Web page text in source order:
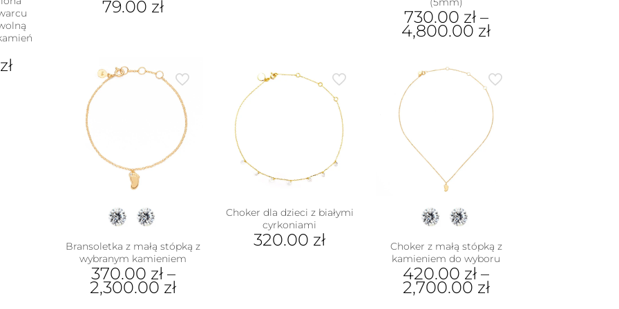
zł
79.00 zł
wiele
wariantów.
produktu
można
wybrać
730.00 zł–
4,800.00 zł
ma
wariantów.
wybrać
stronie
produktu
Bransoletka z małą stópką z
wybranym kamieniem
370.00 zł–
2,300.00 zł
Choker dla dzieci z białymi
cyrkoniami
320.00 zł
Choker z małą stópką z
kamieniem do wyboru
420.00 zł –
2,700.00 zł